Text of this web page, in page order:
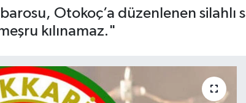
Otokoç’a düzenlenen silahlı
kılınamaz."